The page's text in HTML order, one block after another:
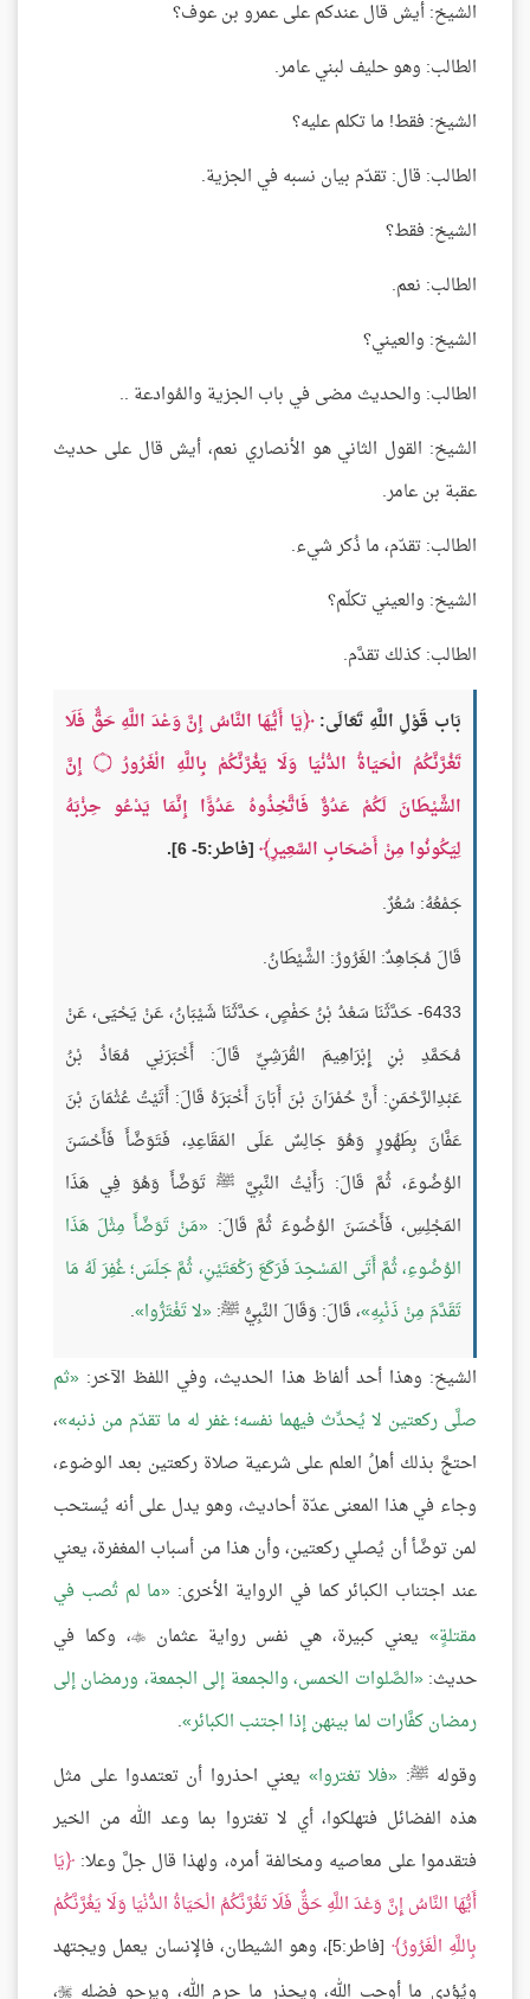
الشيخ: أيش قال عندكم على عمرو بن عوف؟
الطالب: وهو حليف لبني عامر.
الشيخ: فقط! ما تكلم عليه؟
الطالب: قال: تقدّم بيان نسبه في الجزية.
الشيخ: فقط؟
الطالب: نعم.
الشيخ: والعيني؟
الطالب: والحديث مضى في باب الجزية والمُوادعة ..
الشيخ: القول الثاني هو الأنصاري نعم، أيش قال على حديث
عقبة بن عامر.
الطالب: تقدّم، ما ذُكر شيء.
الشيخ: والعيني تكلّم؟
الطالب: كذلك تقدَّم.
بَاب قَوْلِ اللَّهِ تَعَالَى: يَا أَيُّهَا النَّاسُ إِنَّ وَعْدَ اللَّهِ حَقٌّ فَلَا
تَغُرَّنَّكُمُ الْحَيَاةُ الدُّنْيَا وَلَا يَغُرَّنَّكُمْ بِاللَّهِ الْغَرُورُ۝ إِنَّ
الشَّيْطَانَ لَكُمْ عَدُوٌّ فَاتَّخِذُوهُ عَدُوًّا إِنَّمَا يَدْعُو حِزْبَهُ
لِيَكُونُوا مِنْ أَصْحَابِ السَّعِيرِ [فاطر:5- 6].
جَمْعُهُ: سُعُرٌ.
قَالَ مُجَاهِدٌ: الغَرُورُ: الشَّيْطَانُ.
6433- حَدَّثَنَا سَعْدُ بْنُ حَفْصٍ، حَدَّثَنَا شَيْبَانُ، عَنْ يَحْيَى، عَنْ
مُحَمَّدِ بْنِ إِبْرَاهِيمَ القُرَشِيِّ قَالَ: أَخْبَرَنِي مُعَاذُ بْنُ
عَبْدِالرَّحْمَنِ: أَنَّ حُمْرَانَ بْنَ أَبَانَ أَخْبَرَهُ قَالَ: أَتَيْتُ عُثْمَانَ بْنَ
عَفَّانَ بِطَهُورٍ وَهُوَ جَالِسٌ عَلَى المَقَاعِدِ، فَتَوَضَّأَ فَأَحْسَنَ
الوُضُوءَ، ثُمَّ قَالَ: رَأَيْتُ النَّبِيَّ ﷺ تَوَضَّأَ وَهُوَ فِي هَذَا
المَجْلِسِ، فَأَحْسَنَ الوُضُوءَ ثُمَّ قَالَ:
مَنْ تَوَضَّأَ مِثْلَ هَذَا
الوُضُوءِ، ثُمَّ أَتَى المَسْجِدَ فَرَكَعَ رَكْعَتَيْنِ، ثُمَّ جَلَسَ؛ غُفِرَ لَهُ مَا
تَقَدَّمَ مِنْ ذَنْبِهِ ، قَالَ: وَقَالَ النَّبِيُّ ﷺ: لا تَغْتَرُّوا .
الشيخ: وهذا أحد ألفاظ هذا الحديث، وفي اللفظ الآخر: ثم
صلَّى ركعتين لا يُحدِّث فيهما نفسه؛ غفر له ما تقدّم من ذنبه ،
احتجَّ بذلك أهلُ العلم على شرعية صلاة ركعتين بعد الوضوء،
وجاء في هذا المعنى عدّة أحاديث، وهو يدل على أنه يُستحب
لمن توضَّأ أن يُصلي ركعتين، وأن هذا من أسباب المغفرة، يعني
عند اجتناب الكبائر كما في الرواية الأخرى: ما لم تُصب في
مقتلةٍ يعني كبيرة، هي نفس رواية عثمان، وكما في
حديث: الصَّلوات الخمس، والجمعة إلى الجمعة، ورمضان إلى
رمضان كفَّارات لما بينهن إذا اجتنب الكبائر .
وقوله ﷺ: فلا تغتروا
يعني احذروا أن تعتمدوا على مثل
هذه الفضائل فتهلكوا، أي لا تغتروا بما وعد الله من الخير
فتقدموا على معاصيه ومخالفة أمره، ولهذا قال جلَّ وعلا: يَا
أَيُّهَا النَّاسُ إِنَّ وَعْدَ اللَّهِ حَقٌّ فَلَا تَغُرَّنَّكُمُ الْحَيَاةُ الدُّنْيَا وَلَا يَغُرَّنَّكُمْ
بِاللَّهِ الْغَرُورُ
[فاطر:5]، وهو الشيطان، فالإنسان يعمل ويجتهد
ويُؤدي ما أوجب الله، ويحذر ما حرم الله، ويرجو فضله ،